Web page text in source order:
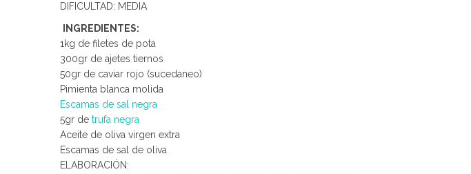
DIFICULTAD: MEDIA
INGREDIENTES:
1kg de filetes de pota
300gr de ajetes tiernos
50gr de caviar rojo (sucedaneo)
Pimienta blanca molida
Escamas de sal negra
5gr de trufa negra
Aceite de oliva virgen extra
Escamas de sal de oliva
ELABORACIÓN: